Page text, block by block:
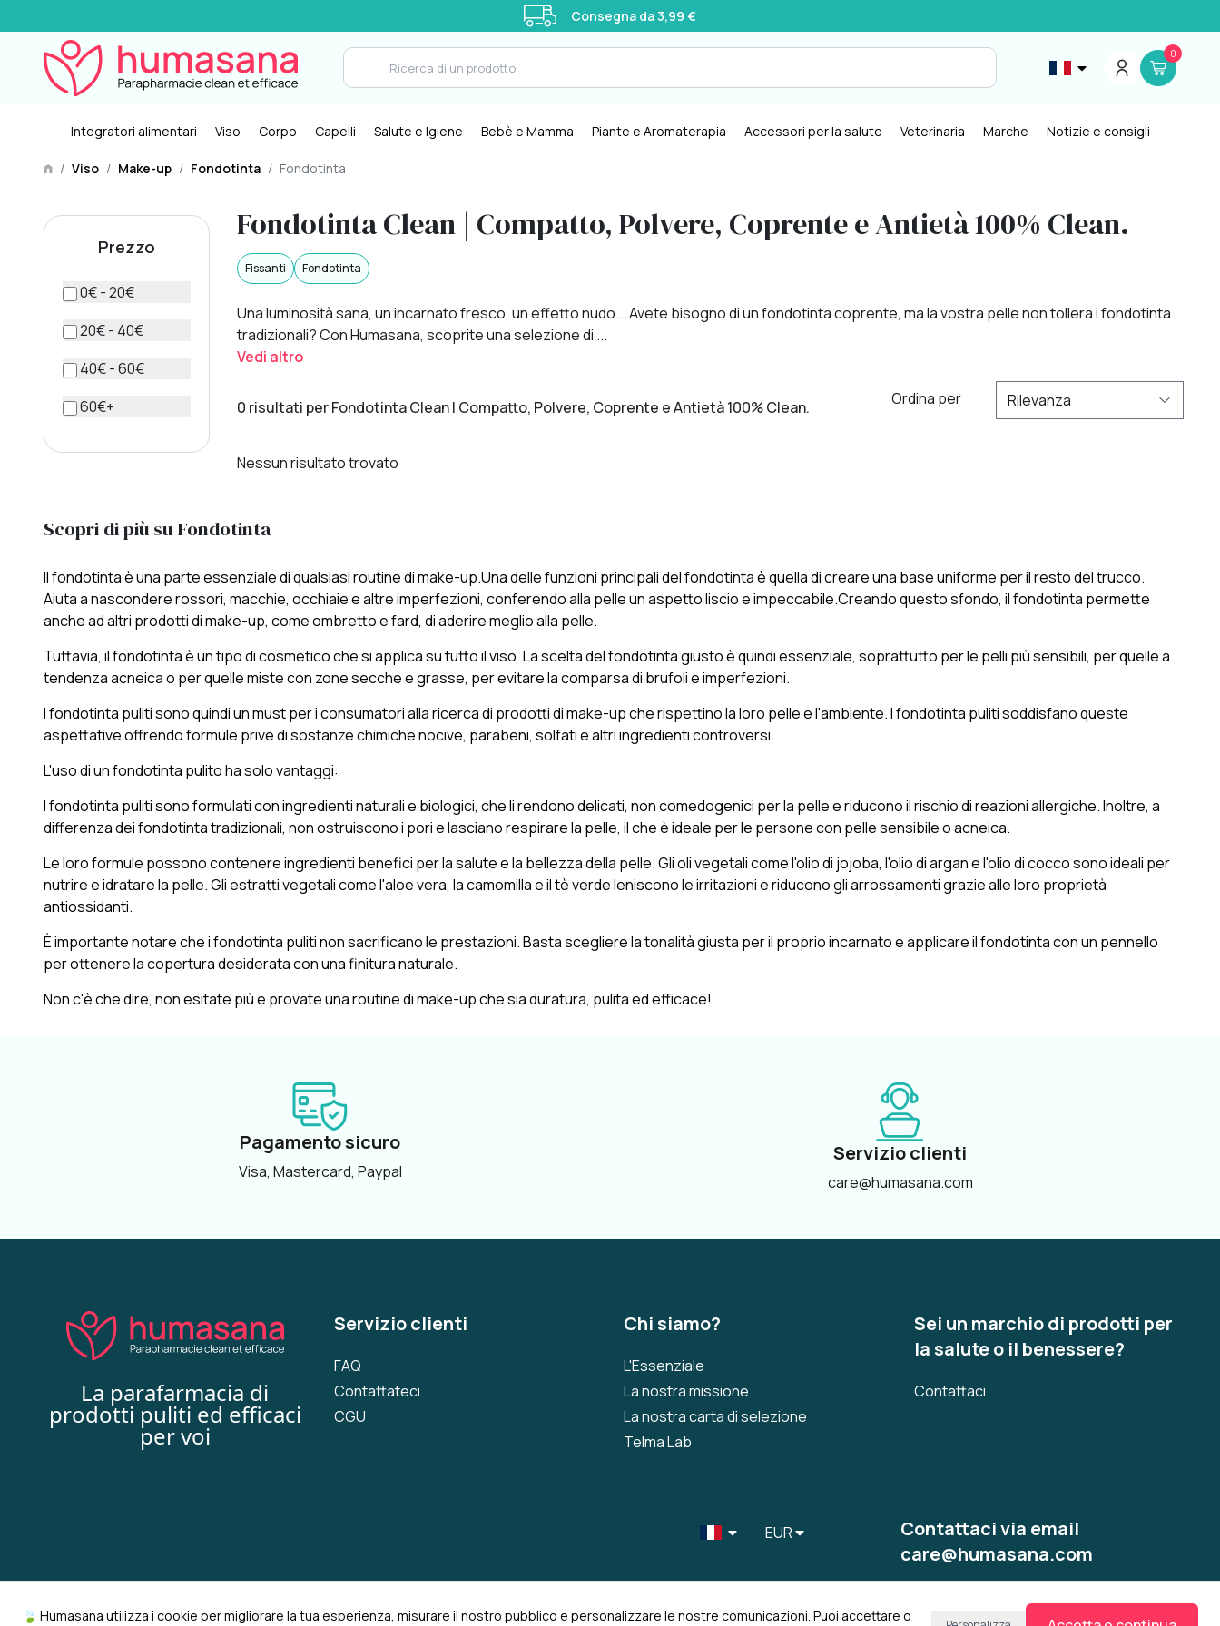
Consegna da 3,99 €
0
Integratori alimentari Viso Corpo Capelli Salute e Igiene Bebè e Mamma Piante e Aromaterapia Accessori per la salute Veterinaria Marche Notizie e consigli
/ Viso / Make-up / Fondotinta / Fondotinta
Prezzo
0€ - 20€
20€ - 40€
40€ - 60€
60€+
Fondotinta Clean | Compatto, Polvere, Coprente e Antietà 100% Clean.
Fissanti Fondotinta
Una luminosità sana, un incarnato fresco, un effetto nudo... Avete bisogno di un fondotinta coprente, ma la vostra pelle non tollera i fondotinta
tradizionali? Con Humasana, scoprite una selezione di ...
Vedi altro
0 risultati per Fondotinta Clean | Compatto, Polvere, Coprente e Antietà 100% Clean. Ordina per
Nessun risultato trovato
Scopri di più su Fondotinta
Il fondotinta è una parte essenziale di qualsiasi routine di make-up.Una delle funzioni principali del fondotinta è quella di creare una base uniforme per il resto del trucco.
Aiuta a nascondere rossori, macchie, occhiaie e altre imperfezioni, conferendo alla pelle un aspetto liscio e impeccabile.Creando questo sfondo, il fondotinta permette
anche ad altri prodotti di make-up, come ombretto e fard, di aderire meglio alla pelle.
Tuttavia, il fondotinta è un tipo di cosmetico che si applica su tutto il viso. La scelta del fondotinta giusto è quindi essenziale, soprattutto per le pelli più sensibili, per quelle a
tendenza acneica o per quelle miste con zone secche e grasse, per evitare la comparsa di brufoli e imperfezioni.
I fondotinta puliti sono quindi un must per i consumatori alla ricerca di prodotti di make-up che rispettino la loro pelle e l'ambiente. I fondotinta puliti soddisfano queste
aspettative offrendo formule prive di sostanze chimiche nocive, parabeni, solfati e altri ingredienti controversi.
L'uso di un fondotinta pulito ha solo vantaggi:
I fondotinta puliti sono formulati con ingredienti naturali e biologici, che li rendono delicati, non comedogenici per la pelle e riducono il rischio di reazioni allergiche. Inoltre, a
differenza dei fondotinta tradizionali, non ostruiscono i pori e lasciano respirare la pelle, il che è ideale per le persone con pelle sensibile o acneica.
Le loro formule possono contenere ingredienti benefici per la salute e la bellezza della pelle. Gli oli vegetali come l'olio di jojoba, l'olio di argan e l'olio di cocco sono ideali per
nutrire e idratare la pelle. Gli estratti vegetali come l'aloe vera, la camomilla e il tè verde leniscono le irritazioni e riducono gli arrossamenti grazie alle loro proprietà
antiossidanti.
È importante notare che i fondotinta puliti non sacrificano le prestazioni. Basta scegliere la tonalità giusta per il proprio incarnato e applicare il fondotinta con un pennello
per ottenere la copertura desiderata con una finitura naturale.
Non c'è che dire, non esitate più e provate una routine di make-up che sia duratura, pulita ed efficace!
Pagamento sicuro
Visa, Mastercard, Paypal
Servizio clienti
care@humasana.com
La parafarmacia di
prodotti puliti ed efficaci
per voi
Servizio clienti
FAQ
Contattateci
CGU
Chi siamo?
L'Essenziale
La nostra missione
La nostra carta di selezione
Telma Lab
Sei un marchio di prodotti per
la salute o il benessere?
Contattaci
EUR
Contattaci via email
care@humasana.com
🍃 Humasana utilizza i cookie per migliorare la tua esperienza, misurare il nostro pubblico e personalizzare le nostre comunicazioni. Puoi accettare o